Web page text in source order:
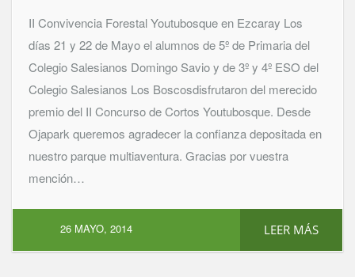
II Convivencia Forestal Youtubosque en Ezcaray Los
días 21 y 22 de Mayo el alumnos de 5º de Primaria del
Colegio Salesianos Domingo Savio y de 3º y 4º ESO del
Colegio Salesianos Los Boscosdisfrutaron del merecido
premio del II Concurso de Cortos Youtubosque. Desde
Ojapark queremos agradecer la confianza depositada en
nuestro parque multiaventura. Gracias por vuestra
mención…
LEER MÁS
26 MAYO, 2014